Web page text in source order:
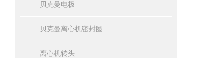
贝克曼电极
贝克曼离心机密封圈
离心机转头